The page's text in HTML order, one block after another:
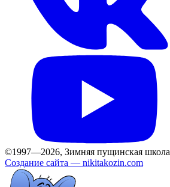
©1997—2026, Зимняя пущинская школа
Создание сайта — nikitakozin.com